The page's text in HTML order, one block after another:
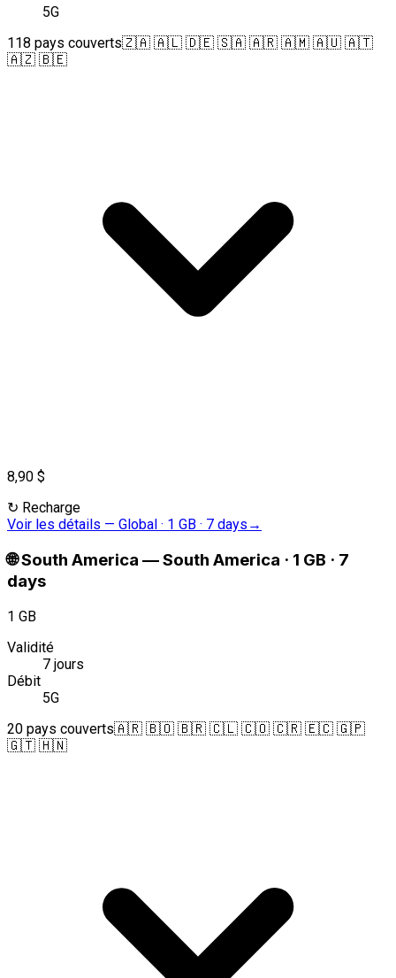
5G
118 pays couverts🇿🇦 🇦🇱 🇩🇪 🇸🇦 🇦🇷 🇦🇲 🇦🇺 🇦🇹
🇦🇿 🇧🇪
8,90 $
↻ Recharge
Voir les détails — Global · 1 GB · 7 days →
🌐South America —South America · 1 GB · 7
days
1 GB
Validité
7 jours
Débit
5G
20 pays couverts🇦🇷 🇧🇴 🇧🇷 🇨🇱 🇨🇴 🇨🇷 🇪🇨 🇬🇵
🇬🇹 🇭🇳